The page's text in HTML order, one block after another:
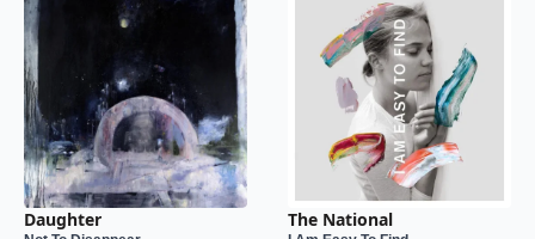
Daughter The National